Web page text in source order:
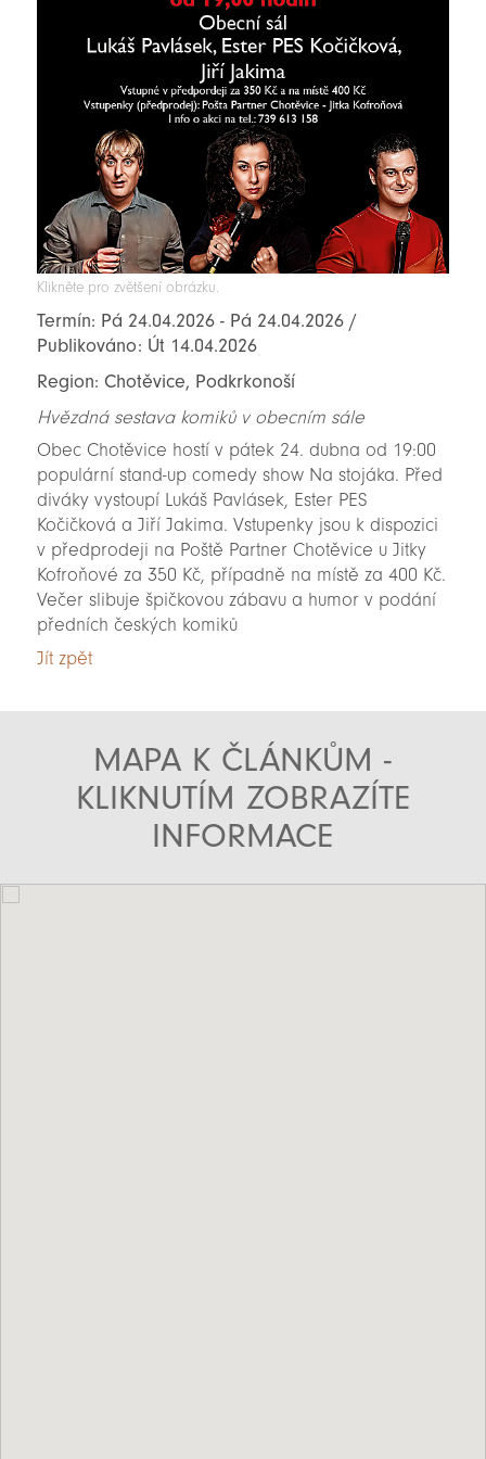
Klikněte pro zvětšení obrázku.
Termín: Pá 24.04.2026 - Pá 24.04.2026 /
Publikováno: Út 14.04.2026
Region: Chotěvice, Podkrkonoší
Hvězdná sestava komiků v obecním sále
Obec Chotěvice hostí v pátek 24. dubna od 19:00
populární stand-up comedy show Na stojáka. Před
diváky vystoupí Lukáš Pavlásek, Ester PES
Kočičková a Jiří Jakima. Vstupenky jsou k dispozici
v předprodeji na Poště Partner Chotěvice u Jitky
Kofroňové za 350 Kč, případně na místě za 400 Kč.
Večer slibuje špičkovou zábavu a humor v podání
předních českých komiků
Jít zpět
MAPA K ČLÁNKŮM -
KLIKNUTÍM ZOBRAZÍTE
INFORMACE